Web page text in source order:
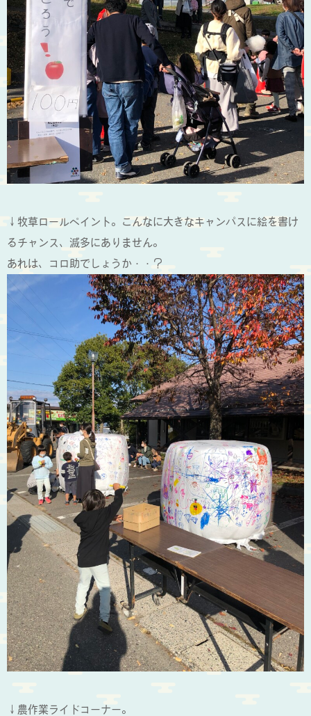
↓牧草ロールペイント。こんなに大きなキャンパスに絵を書け
るチャンス、滅多にありません。
あれは、コロ助でしょうか・・？
↓農作業ライドコーナー。